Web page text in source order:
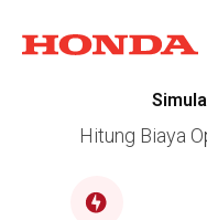
Hitung Biaya